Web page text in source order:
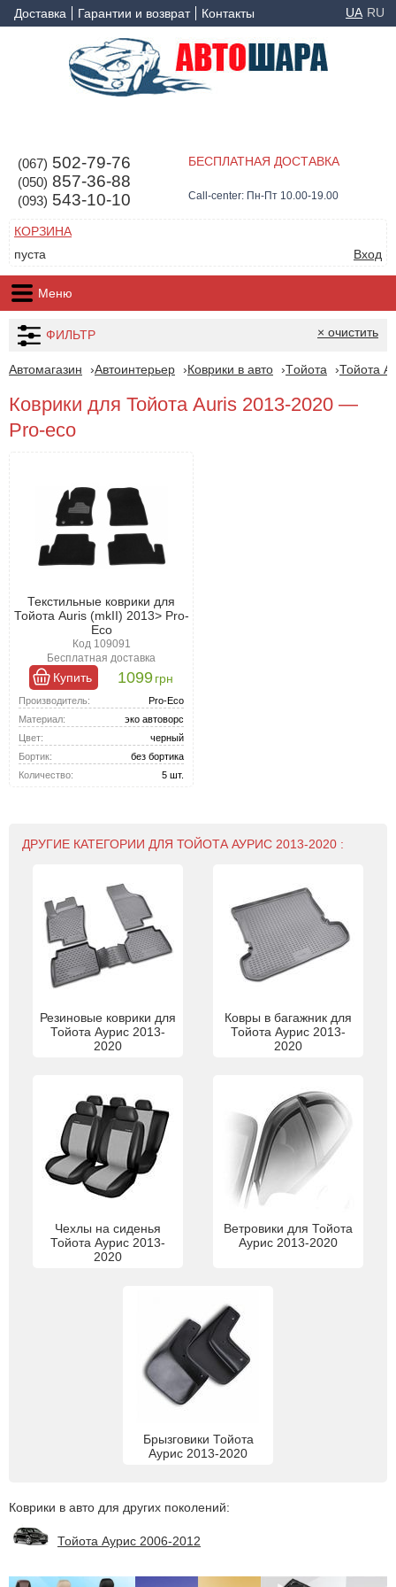
Доставка Гарантии и возврат Контакты UA RU
(067) 502-79-76
(050) 857-36-88
(093) 543-10-10
БЕСПЛАТНАЯ ДОСТАВКА
Call-center: Пн-Пт 10.00-19.00
КОРЗИНА
пуста
Вход
Меню
ФИЛЬТР × очистить
Автомагазин Автоинтерьер Коврики в авто Tойота Тойота
Коврики для Тойота Auris 2013-2020 —
Pro-eco
Текстильные коврики для
Тойота Auris (mkII) 2013> Pro-
Eco
Код 109091
Бесплатная доставка
Купить 1099грн
Производитель:
Pro-Eco
Материал:
эко автоворс
Цвет:
черный
Бортик:
без бортика
Количество:
5 шт.
ДРУГИЕ КАТЕГОРИИ ДЛЯ ТОЙОТА АУРИС 2013-2020 :
Резиновые коврики для
Тойота Аурис 2013-
2020
Ковры в багажник для
Тойота Аурис 2013-
2020
Чехлы на сиденья
Тойота Аурис 2013-
2020
Ветровики для Тойота
Аурис 2013-2020
Брызговики Тойота
Аурис 2013-2020
Коврики в авто для других поколений:
Тойота Аурис 2006-2012